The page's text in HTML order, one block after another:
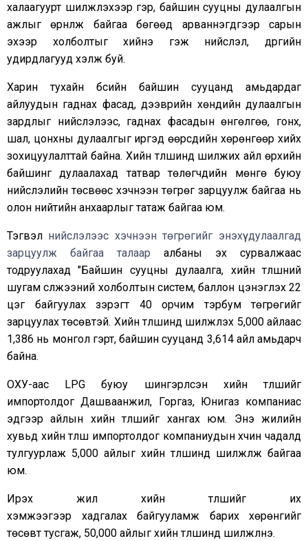
халаагуурт шилжүүлэхээр гэр, байшин сууцны дулаалгын
ажлыг өрнүүлж байгаа бөгөөд арваннэгдүгээр сарын
эхээр холболтыг хийнэ гэж нийслэл, дүүргийн
удирдлагууд хэлж буй.
Харин тухайн бүсийн байшин сууцанд амьдардаг
айлуудын гаднах фасад, дээврийн хөндийн дулаалгын
зардлыг нийслэлээс, гаднах фасадын өнгөлгөө, гонх,
шал, цонхны дулаалгыг иргэд өөрсдийн хөрөнгөөр хийх
зохицуулалттай байна. Хийн түлшинд шилжих айл өрхийн
байшинг дулаалахад татвар төлөгчдийн мөнгө буюу
нийслэлийн төсвөөс хэчнээн төгрөг зарцуулж байгаа нь
олон нийтийн анхаарлыг татаж байгаа юм.
Тэгвэл нийслэлээс хэчнээн төгрөгийг энэхүү дулаалгад
зарцуулж байгаа талаар албаны эх сурвалжаас
тодруулахад "Байшин сууцны дулаалга, хийн түлшний
шугам сүлжээний холболтын систем, баллон цэнэглэх 22
цэг байгуулах зэрэгт 40 орчим тэрбум төгрөгийг
зарцуулах төсөвтэй. Хийн түлшинд шилжүүлэх 5,000 айлаас
1,386 нь монгол гэрт, байшин сууцанд 3,614 айл амьдарч
байна.
ОХУ-аас LPG буюу шингэрүүлсэн хийн түлшийг
импортолдог Дашваанжил, Горгаз, Юнигаз компаниас
эдгээр айлын хийн түлшийг хангах юм. Энэ жилийн
хувьд хийн түлш импортолдог компаниудын хүчин чадалд
тулгуурлаж 5,000 айлыг хийн түлшинд шилжүүлж байгаа
юм.
Ирэх жил хийн түлшийг их
хэмжээгээр хадгалах байгууламж барих хөрөнгийг
төсөвт тусгаж, 50,000 айлыг хийн түлшинд шилжүүлнэ.